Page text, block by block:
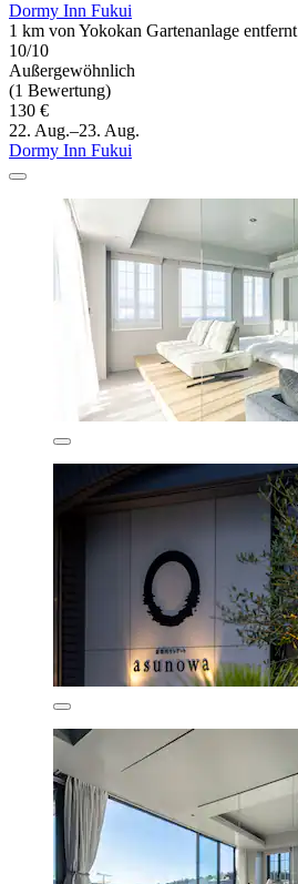
Dormy Inn Fukui
1 km von Yokokan Gartenanlage entfernt
10/10
Außergewöhnlich
(1 Bewertung)
130 €
22. Aug.–23. Aug.
Dormy Inn Fukui